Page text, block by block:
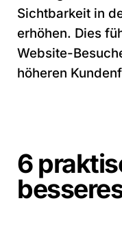
Sichtbarkeit in
erhöhen. Dies
Website-
höheren
6